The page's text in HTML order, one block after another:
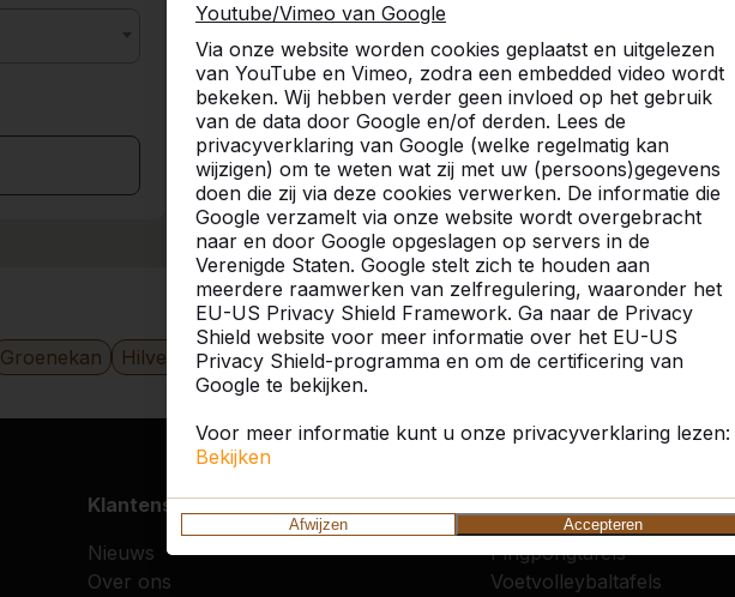
Youtube/Vimeo van Google
Via onze website worden cookies geplaatst en uitgelezen
van YouTube en Vimeo, zodra een embedded video wordt
bekeken. Wij hebben verder geen invloed op het gebruik
van de data door Google en/of derden. Lees de
privacyverklaring van Google (welke regelmatig kan
wijzigen) om te weten wat zij met uw (persoons)gegevens
doen die zij via deze cookies verwerken. De informatie die
Google verzamelt via onze website wordt overgebracht
naar en door Google opgeslagen op servers in de
Verenigde Staten. Google stelt zich te houden aan
meerdere raamwerken van zelfregulering, waaronder het
EU-US Privacy Shield Framework. Ga naar de Privacy
Shield website voor meer informatie over het EU-US
Privacy Shield-programma en om de certificering van
Google te bekijken.
Voor meer informatie kunt u onze privacyverklaring lezen:
Bekijken
Afwijzen Accepteren
Groenekan Hilversum Hollandsche Rading Lage Vuursche Tienhoven
Klantenservice
Nieuws
Over ons
Categorieën
Pingpongtafels
Voetvolleybaltafels